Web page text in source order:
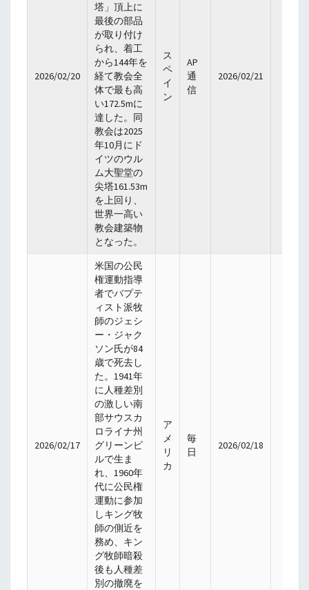
2026/02/20
塔」頂上に
最後の部品
が取り付け
られ、着工
から144年を
経て教会全
体で最も高
い172.5mに
達した。同
教会は2025
年10月にド
イツのウル
ム大聖堂の
尖塔161.53m
を上回り、
世界一高い
教会建築物
となった。
ス
ペ
イ
ン
AP
通
信
2026/02/21
2026/02/17
米国の公民
権運動指導
者でバプテ
ィスト派牧
師のジェシ
ー・ジャク
ソン氏が84
歳で死去し
た。1941年
に人種差別
の激しい南
部サウスカ
ロライナ州
グリーンビ
ルで生ま
れ、1960年
代に公民権
運動に参加
しキング牧
師の側近を
務め、キン
グ牧師暗殺
後も人種差
別の撤廃を
ア
メ
リ
カ
毎
日
2026/02/18